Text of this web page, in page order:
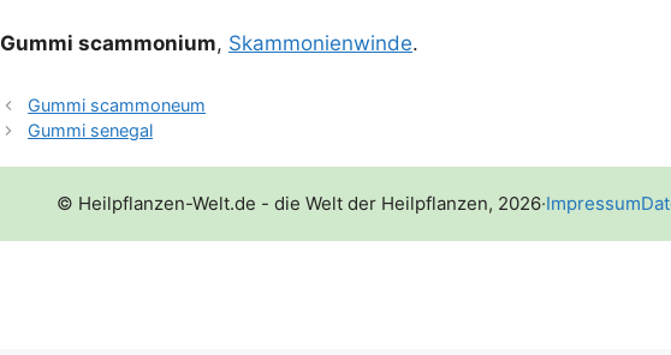
Gum­mi scam­mo­ni­um, Skam­mo­nien­win­de.
Gummi scammoneum
Gummi senegal
© Heilpflanzen-Welt.de - die Welt der Heilpflanzen, 2026·Impressum